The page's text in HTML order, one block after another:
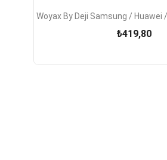
Woyax By Deji Samsung / Huawei /
₺419,80